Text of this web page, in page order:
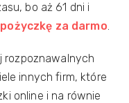
bo aż 61 dni i
za darmo.
rozpoznawalnych
innych firm, które
online i na równie